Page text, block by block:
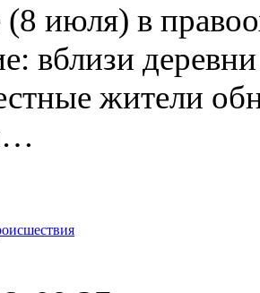
июля) в
вблизи
жители